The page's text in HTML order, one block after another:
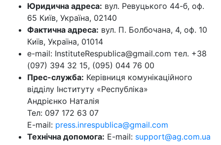
Юридична адреса: вул. Ревуцького 44-б, оф.
65 Київ, Україна, 02140
Фактична адреса: вул. П. Болбочана, 4, оф. 10
Київ, Україна, 01014
e-mail: InstituteRespublica@gmail.com тел. +38
(097) 394 32 15, (095) 044 76 00
Прес-служба: Керівниця комунікаційного
відділу Інституту «Республіка»
Андрієнко Наталія
Тел: 097 172 63 07
E-mail: press.inrespublica@gmail.com
Технічна допомога: E-mail: support@ag.com.ua